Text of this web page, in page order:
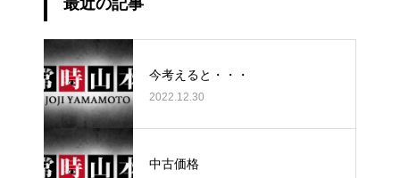
最近の記事
今考えると・・・
2022.12.30
中古価格